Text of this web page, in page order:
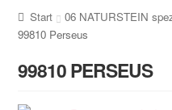
Start 06 NATURSTEIN
99810 Perseus
99810 PERSEUS